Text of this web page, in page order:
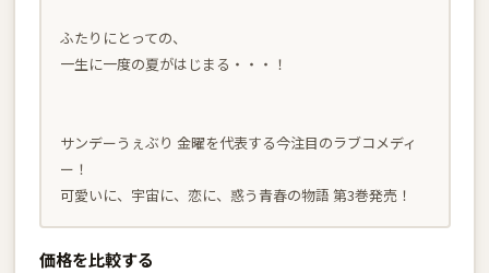
ふたりにとっての、
一生に一度の夏がはじまる・・・！
サンデーうぇぶり 金曜を代表する今注目のラブコメディ
ー！
可愛いに、宇宙に、恋に、惑う青春の物語 第3巻発売！
価格を比較する